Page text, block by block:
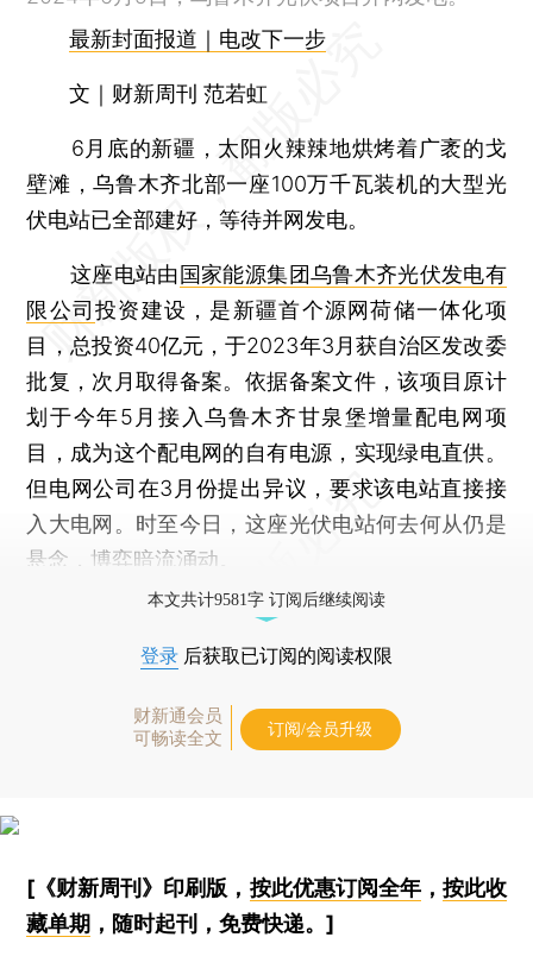
最新封面报道｜电改下一步
文｜财新周刊 范若虹
6月底的新疆，太阳火辣辣地烘烤着广袤的戈
壁滩，乌鲁木齐北部一座100万千瓦装机的大型光
伏电站已全部建好，等待并网发电。
这座电站由国家能源集团乌鲁木齐光伏发电有
限公司投资建设，是新疆首个源网荷储一体化项
目，总投资40亿元，于2023年3月获自治区发改委
批复，次月取得备案。依据备案文件，该项目原计
划于今年5月接入乌鲁木齐甘泉堡增量配电网项
目，成为这个配电网的自有电源，实现绿电直供。
但电网公司在3月份提出异议，要求该电站直接接
入大电网。时至今日，这座光伏电站何去何从仍是
悬念，博弈暗流涌动。
本文共计9581字 订阅后继续阅读
登录 后获取已订阅的阅读权限
财新通会员
可畅读全文
订阅/会员升级
[《财新周刊》印刷版， 按此优惠订阅全年， 按此收
藏单期 ，随时起刊，免费快递。]